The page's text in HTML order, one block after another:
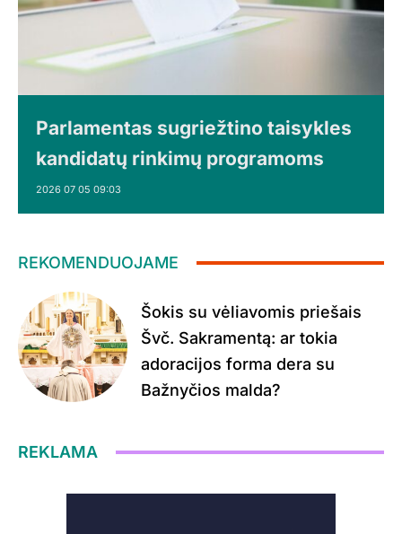
Parlamentas sugriežtino taisykles
kandidatų rinkimų programoms
2026 07 05 09:03
REKOMENDUOJAME
Šokis su vėliavomis priešais
Švč. Sakramentą: ar tokia
adoracijos forma dera su
Bažnyčios malda?
REKLAMA